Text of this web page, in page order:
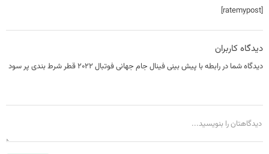
[ratemypost]
دیدگاه کاربران
دیدگاه شما در رابطه با پیش بینی فینال جام جهانی فوتبال 2022 قطر شرط بندی پر سود